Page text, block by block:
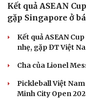
Kết quả ASEAN
gặp Singapore ở
Kết quả ASEAN
nhẹ, gặp ĐT Việt
Cha của Lionel
Pickleball Việt
Minh City Open